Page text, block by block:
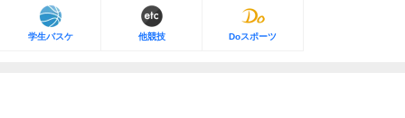
学生バスケ 他競技 Doスポーツ